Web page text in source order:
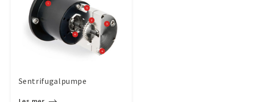
Sentrifugalpumpe